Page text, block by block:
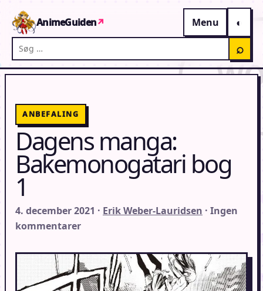
AnimeGuiden↗
Menu
Søg på AnimeGuiden
⌕
ANBEFALING
Dagens manga:
Bakemonogatari bog
1
4. december 2021 · Erik Weber-Lauridsen · Ingen
kommentarer